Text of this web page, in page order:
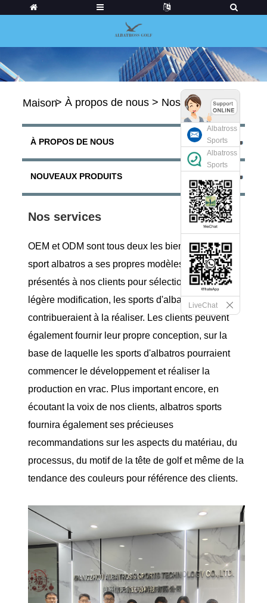
Maison> À propos de nous > Nos services
À PROPOS DE NOUS
NOUVEAUX PRODUITS
Nos services
OEM et ODM sont tous deux les bienvenus. Le
sport albatros a ses propres modèles, qui seront
présentés à nos clients pour sélection. En cas de
légère modification, les sports d'albatros
contribueraient à la réaliser. Les clients peuvent
également fournir leur propre conception, sur la
base de laquelle les sports d'albatros pourraient
commencer le développement et réaliser la
production en vrac. Plus important encore, en
écoutant la voix de nos clients, albatros sports
fournira également ses précieuses
recommandations sur les aspects du matériau, du
processus, du motif de la tête de golf et même de la
tendance des couleurs pour référence des clients.
Albatross
Sports
Albatross
Sports
LiveChat